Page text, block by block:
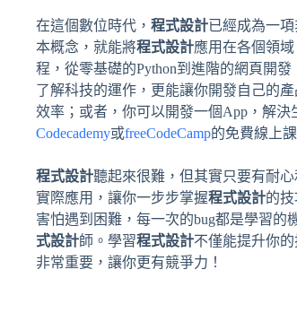
在這個數位時代， 程式設計已經成為一
本概念，就能將程式設計應用在各個領
程，從零基礎的Python到進階的網頁開
了解科技的運作，更能讓你開發自己的
效率；或者，你可以開發一個App，解決
Codecademy或freeCodeCamp的免費線上
程式設計聽起來很難，但其實只要有耐心
實際應用，讓你一步步掌握程式設計的
害怕遇到困難，每一次的bug都是學習
式設計師。學習程式設計不僅能提升你
非常重要，讓你更有競爭力！